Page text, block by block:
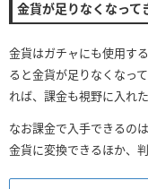
金貨が足りなくなって
金貨はガチャにも使用す
ると金貨が足りなくなっ
れば、課金も視野に入れ
なお課金で入手できるのは
金貨に変換できるほか、